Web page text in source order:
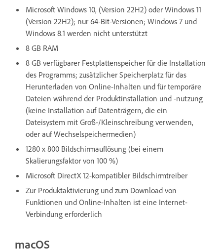
Microsoft Windows 10, (Version 22H2) oder Windows 11
(Version 22H2); nur 64-Bit-Versionen; Windows 7 und
Windows 8.1 werden nicht unterstützt
8 GB RAM
8 GB verfügbarer Festplattenspeicher für die Installation
des Programms; zusätzlicher Speicherplatz für das
Herunterladen von Online-Inhalten und für temporäre
Dateien während der Produktinstallation und -nutzung
(keine Installation auf Datenträgern, die ein
Dateisystem mit Groß-/Kleinschreibung verwenden,
oder auf Wechselspeichermedien)
1280 x 800 Bildschirmauflösung (bei einem
Skalierungsfaktor von 100 %)
Microsoft DirectX 12-kompatibler Bildschirmtreiber
Zur Produktaktivierung und zum Download von
Funktionen und Online-Inhalten ist eine Internet-
Verbindung erforderlich
macOS